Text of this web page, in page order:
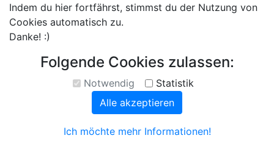
Indem du hier fortfährst, stimmst du der Nutzung von
Cookies automatisch zu.
Danke! :)
Folgende Cookies zulassen:
Notwendig
Statistik
Alle akzeptieren
Ich möchte mehr Informationen!